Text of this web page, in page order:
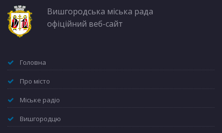
Вишгородська міська рада
офіційний веб-сайт
Головна
Про місто
Міське радіо
Вишгородцю